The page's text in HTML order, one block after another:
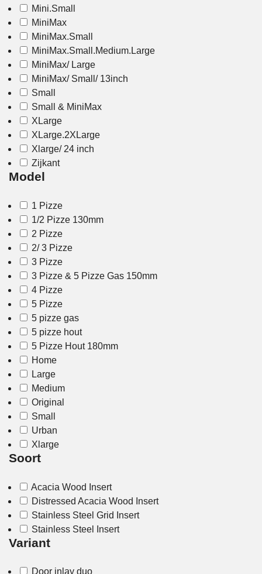
Mini.Small
MiniMax
MiniMax.Small
MiniMax.Small.Medium.Large
MiniMax/ Large
MiniMax/ Small/ 13inch
Small
Small & MiniMax
XLarge
XLarge.2XLarge
Xlarge/ 24 inch
Zijkant
Model
1 Pizze
1/2 Pizze 130mm
2 Pizze
2/ 3 Pizze
3 Pizze
3 Pizze & 5 Pizze Gas 150mm
4 Pizze
5 Pizze
5 pizze gas
5 pizze hout
5 Pizze Hout 180mm
Home
Large
Medium
Original
Small
Urban
Xlarge
Soort
Acacia Wood Insert
Distressed Acacia Wood Insert
Stainless Steel Grid Insert
Stainless Steel Insert
Variant
Door inlay duo